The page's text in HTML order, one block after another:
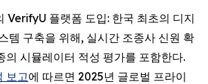
플랫폼 도입: 한국 최초의 디지
템 구축을 위해, 실시간 조종사 신원 확
의 시뮬레이터 적성 평가를 포함한다.
보고에 따르면 2025년 글로벌 프라이